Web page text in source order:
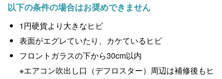
以下の条件の場合はお奨めできません
1円硬貨より大きなヒビ
表面がエグレていたり、カケているヒビ
フロントガラスの下から30cm以内
※エアコン吹出し口（デフロスター）周辺は補修後もヒ